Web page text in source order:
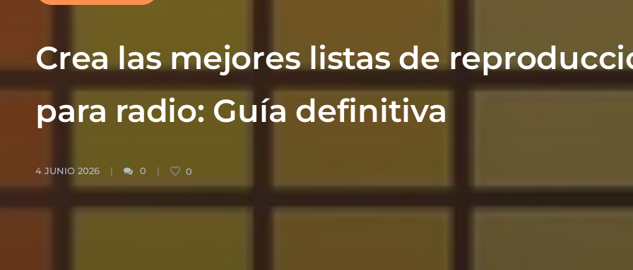
Crea las mejores listas de
para radio: Guía definitiva
4 JUNIO 2026 0 0